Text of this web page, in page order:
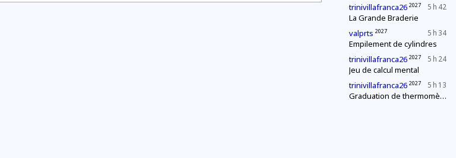
5 h 42
trinivillafranca26 2027
La Grande Braderie
5 h 34
valprts 2027
Empilement de cylindres
5 h 24
trinivillafranca26 2027
Jeu de calcul mental
5 h 13
trinivillafranca26 2027
Graduation de thermomètres